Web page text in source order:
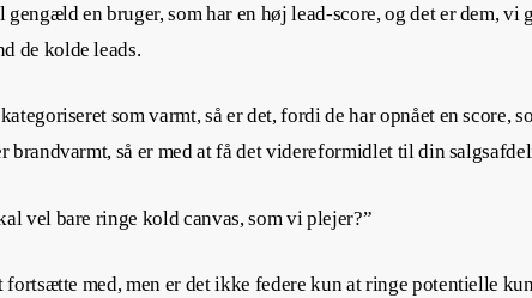
gengæld en bruger, som har en høj lead-score, og det er dem,
de kolde leads.
som varmt, så er det, fordi de har opnået en
brandvarmt, så er med at få det videreformidlet til din
vel bare ringe kold canvas, som vi plejer?”
med, men er det ikke federe kun at ringe potentielle